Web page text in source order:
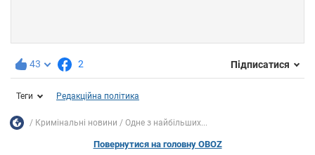
43 2 Підписатися
Теги Редакційна політика
Кримінальні новини Одне з найбільших...
Повернутися на головну OBOZ